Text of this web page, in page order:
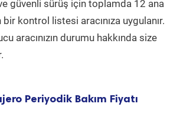
ve güvenli sürüş için toplamda 12 ana
kontrol listesi aracınıza uygulanır.
aracınızın durumu hakkında size
Periyodik Bakım Fiyatı